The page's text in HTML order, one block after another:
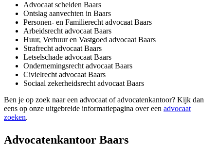
Advocaat scheiden Baars
Ontslag aanvechten in Baars
Personen- en Familierecht advocaat Baars
Arbeidsrecht advocaat Baars
Huur, Verhuur en Vastgoed advocaat Baars
Strafrecht advocaat Baars
Letselschade advocaat Baars
Ondernemingsrecht advocaat Baars
Civielrecht advocaat Baars
Sociaal zekerheidsrecht advocaat Baars
Ben je op zoek naar een advocaat of advocatenkantoor? Kijk dan
eens op onze uitgebreide informatiepagina over een advocaat
zoeken.
Advocatenkantoor Baars